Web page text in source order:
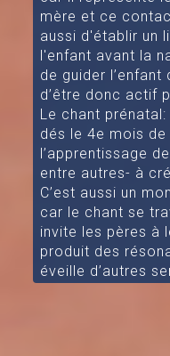
mère et ce
aussi d'établir un
l'enfant avant la
de guider
d’être donc actif
Le chant
dés le 4e mois
l’apprentissage
entre autres- à
C’est aussi un
car le chant se
invite les pères à
produit des
éveille d’autres